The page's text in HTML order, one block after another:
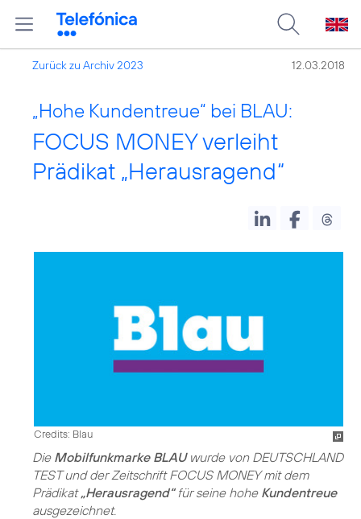
Zurück zu Archiv 2023 12.03.2018
„Hohe Kundentreue“ bei BLAU:
FOCUS MONEY verleiht
Prädikat „Herausragend“
Credits: Blau
Die Mobilfunkmarke BLAUwurde von DEUTSCHLAND
TEST und der Zeitschrift FOCUS MONEY mit dem
Prädikat„Herausragend“für seine hohe Kundentreue
ausgezeichnet.